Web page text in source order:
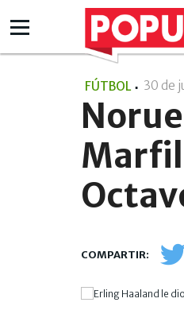
FÚTBOL 30 de
Marfil